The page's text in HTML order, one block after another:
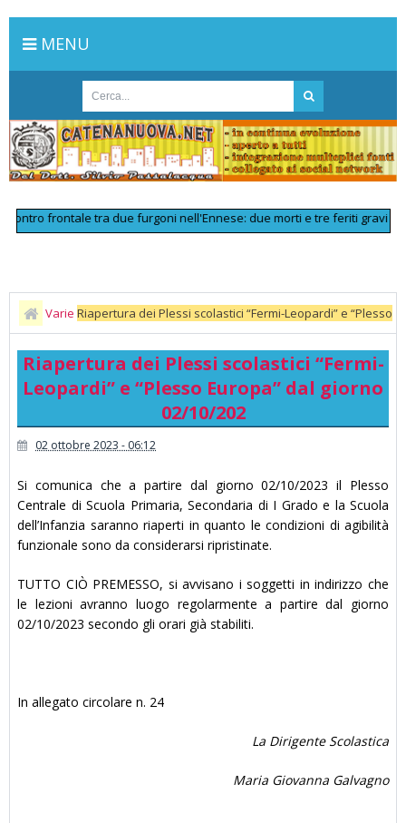
MENU
frontale tra due furgoni nell'Ennese: due morti e tre feriti gravi >>
Varie Riapertura dei Plessi scolastici “Fermi-Leopardi” e “Plesso
Europa” dal giorno 02/10/202
Riapertura dei Plessi scolastici “Fermi-
Leopardi” e “Plesso Europa” dal giorno
02/10/202
02 ottobre 2023 - 06:12
Si comunica che a partire dal giorno 02/10/2023 il Plesso
Centrale di Scuola Primaria, Secondaria di I Grado e la Scuola
dell’Infanzia saranno riaperti in quanto le condizioni di agibilità
funzionale sono da considerarsi ripristinate.
TUTTO CIÒ PREMESSO, si avvisano i soggetti in indirizzo che
le lezioni avranno luogo regolarmente a partire dal giorno
02/10/2023 secondo gli orari già stabiliti.
In allegato circolare n. 24
La Dirigente Scolastica
Maria Giovanna Galvagno